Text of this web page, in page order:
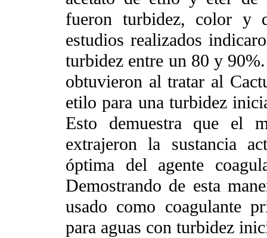
fueron turbidez, color y
estudios realizados
turbidez entre un 80 y
obtuvieron al tratar al
etilo para una turbidez
Esto demuestra que el
extrajeron la sustancia
óptima del agente
Demostrando de esta
usado como coagulante
para aguas con turbidez